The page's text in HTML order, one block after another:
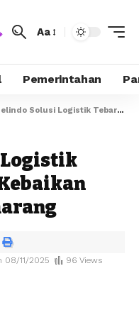
Aa
Pemerintahan
Logistik Tebar 1000 Paket Kebaikan untuk Warga Semarang
Logistik
08/11/2025 96 Views